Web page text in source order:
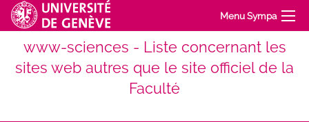
Menu Sympa
www-sciences - Liste concernant les
sites web autres que le site officiel de la
Faculté